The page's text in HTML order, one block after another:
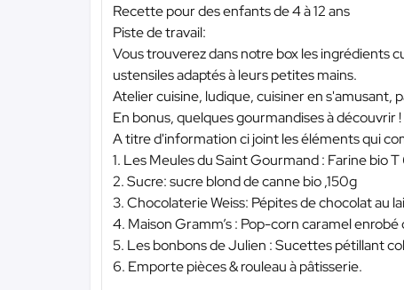
Recette pour des enfants de 4 à 12 ans
Piste de travail:
Vous trouverez dans notre box les ingrédients
ustensiles adaptés à leurs petites mains.
Atelier cuisine, ludique, cuisiner en s'amusant,
En bonus, quelques gourmandises à découvrir !
A titre d'information ci joint les éléments qui
1. Les Meules du Saint Gourmand : Farine bio
2. Sucre: sucre blond de canne bio ,150g
3. Chocolaterie Weiss: Pépites de chocolat au
4. Maison Gramm’s : Pop-corn caramel
5. Les bonbons de Julien : Sucettes pétillant
6. Emporte pièces & rouleau à pâtisserie.